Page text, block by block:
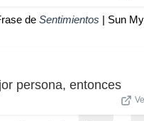
de Sentimientos | Sun
persona, entonces